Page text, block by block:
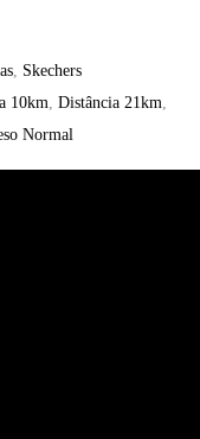
, Skechers
10km, Distância 21km,
Normal